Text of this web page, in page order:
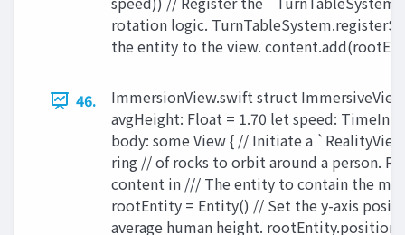
rotation logic.
the entity to the view.
46.
ImmersionView.swift struct
avgHeight: Float = 1.70 let speed:
body: some View { // Initiate a
ring // of rocks to orbit around a person.
content in /// The entity to contain the
rootEntity = Entity() // Set the y-axis
average human height.